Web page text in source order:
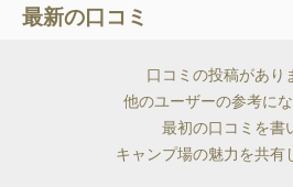
最新の口コミ
口コミの投稿があり
他のユーザーの参考にな
最初の口コミを書
キャンプ場の魅力を共有